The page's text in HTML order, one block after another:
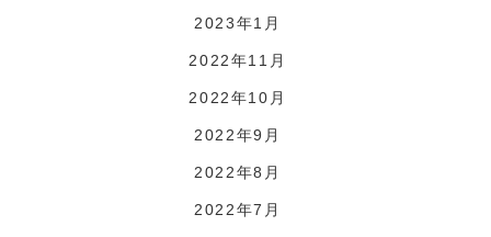
2023年1月
2022年11月
2022年10月
2022年9月
2022年8月
2022年7月